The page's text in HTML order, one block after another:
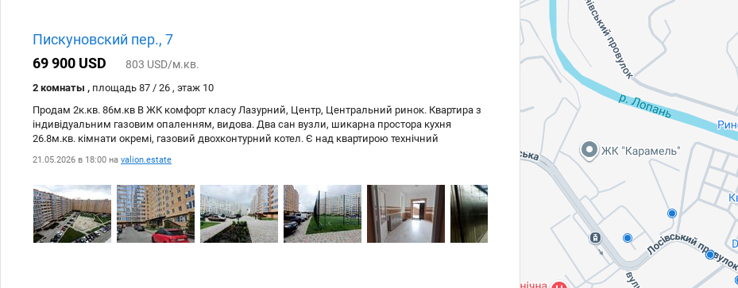
Пискуновский пер., 7
69 900 USD
803 USD/м.кв.
2 комнаты , площадь 87 / 26 , этаж 10
Продам 2к.кв. 86м.кв В ЖК комфорт класу Лазурний, Центр, Центральний ринок. Квартира з
індивідуальним газовим опаленням, видова. Два сан вузли, шикарна простора кухня
26.8м.кв. кімнати окремі, газовий двохконтурний котел. Є над квартирою технічний
повноцінний поверх. Будинок в експлуатаціїї, всі комунікації поацюють, заселений. Стан
квартири- після будівельників- під Ваш ексклюзивний ремонт. Закрита прибудинкова
місце розташування: тихий центр, три станції метро Центральний ринок, Історичний музей,
Вокзальна, с/маркет Рост, Клас, магазини, дитячі центри, мед центри, банки, ТРЦ та інше-
все в хвилинному доступі. Розглядаємо продаж за програмами Є- оселя, Є- відновлення.
21.05.2026 в 18:00 на valion.estate